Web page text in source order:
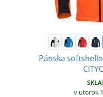
Pánska
v utorok